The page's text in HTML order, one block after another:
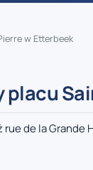
w Etterbeek
de la